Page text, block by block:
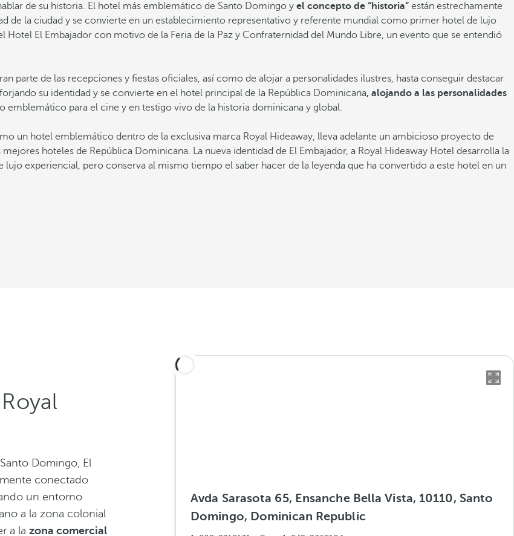
de su historia. El hotel más emblemático de Santo Domingo y el concepto de “historia” están estrechamente
de la ciudad y se convierte en un establecimiento representativo y referente mundial como primer hotel de lujo
Hotel El Embajador con motivo de la Feria de la Paz y Confraternidad del Mundo Libre, un evento que se entendió
parte de las recepciones y fiestas oficiales, así como de alojar a personalidades ilustres, hasta conseguir destacar
su identidad y se convierte en el hotel principal de la República Dominicana, alojando a las personalidades
emblemático para el cine y en testigo vivo de la historia dominicana y global.
un hotel emblemático dentro de la exclusiva marca Royal Hideaway, lleva adelante un ambicioso proyecto de
hoteles de República Dominicana. La nueva identidad de El Embajador, a Royal Hideaway Hotel desarrolla la
experiencial, pero conserva al mismo tiempo el saber hacer de la leyenda que ha convertido a este hotel en un
Domingo, El
conectado
un entorno
a la zona colonial
a la zona comercial
Avda Sarasota 65, Ensanche Bella Vista, 10110, Santo
Domingo, Dominican Republic